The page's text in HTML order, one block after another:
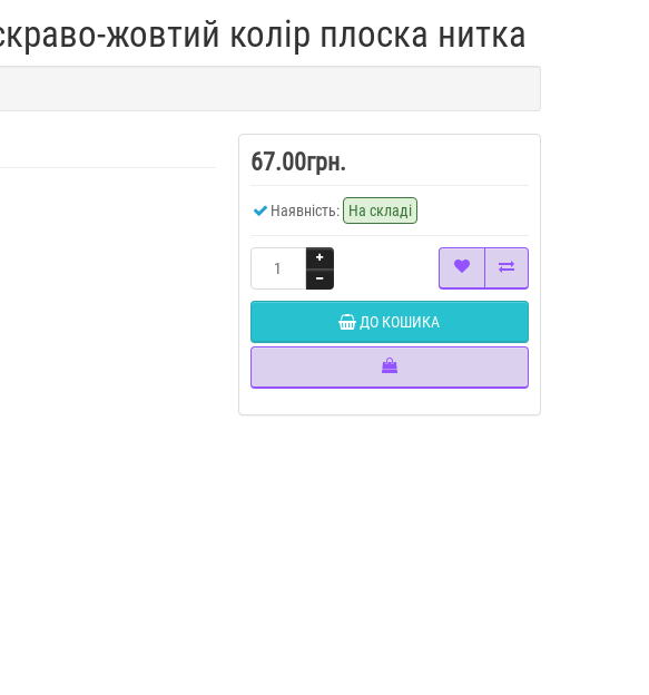
жовтий колір плоска нитка
67.00грн.
Наявність: На складі
ДО КОШИКА